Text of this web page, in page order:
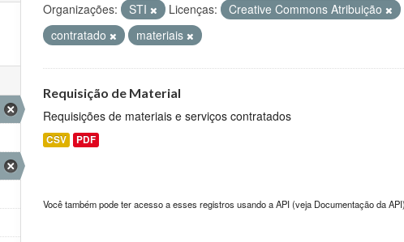
Organizações: STI Licenças:
Creative Commons Atribuição
contratado
materiais
Requisição de Material
Requisições de materiais e serviços contratados
CSV PDF
Você também pode ter acesso a esses registros usando aAPI(veja Documentação da API